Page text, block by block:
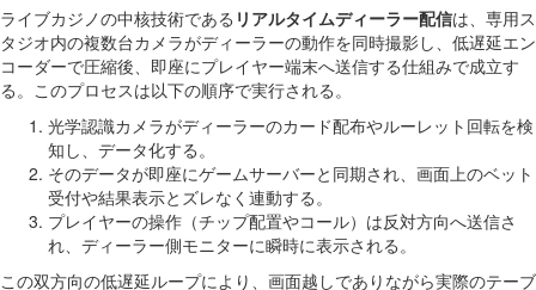
ライブカジノの中核技術である リアルタイムディーラー配信は、専用ス
タジオ内の複数台カメラがディーラーの動作を同時撮影し、低遅延エン
コーダーで圧縮後、即座にプレイヤー端末へ送信する仕組みで成立す
る。このプロセスは以下の順序で実行される。
光学認識カメラがディーラーのカード配布やルーレット回転を検
知し、データ化する。
そのデータが即座にゲームサーバーと同期され、画面上のベット
受付や結果表示とズレなく連動する。
プレイヤーの操作（チップ配置やコール）は反対方向へ送信さ
れ、ディーラー側モニターに瞬時に表示される。
この双方向の低遅延ループにより、画面越しでありながら実際のテーブ